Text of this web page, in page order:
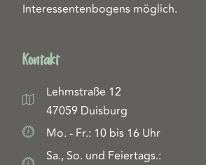
Interessentenbogens möglich.
Kontakt
Lehmstraße 12
47059 Duisburg
Mo. - Fr.: 10 bis 16 Uhr
Sa., So. und Feiertags.: